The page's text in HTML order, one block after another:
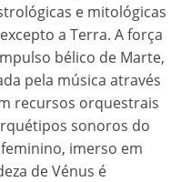
e mitológicas
a Terra. A força
bélico de Marte,
pela música através
recursos orquestrais
sonoros do
imerso em
de Vénus é